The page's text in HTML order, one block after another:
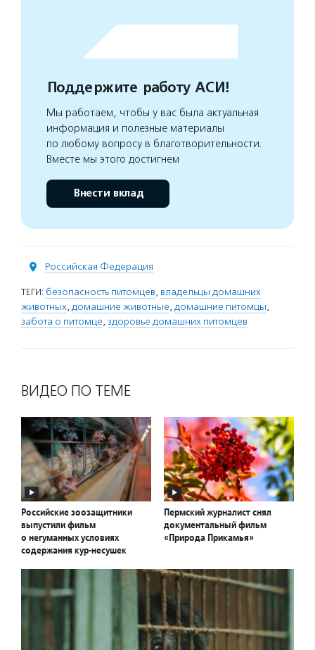
Поддержите работу АСИ!
Мы работаем, чтобы у вас была актуальная
информация и полезные материалы
по любому вопросу в благотворительности.
Вместе мы этого достигнем
Внести вклад
Российская Федерация
ТЕГИ: безопасность питомцев, владельцы домашних
животных, домашние животные, домашние питомцы,
забота о питомце, здоровье домашних питомцев
ВИДЕО ПО ТЕМЕ
Российские зоозащитники
выпустили фильм
о негуманных условиях
содержания кур-несушек
Пермский журналист снял
документальный фильм
«Природа Прикамья»